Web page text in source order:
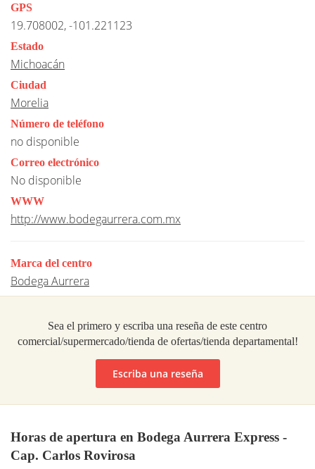
GPS
19.708002, -101.221123
Estado
Michoacán
Ciudad
Morelia
Número de teléfono
no disponible
Correo electrónico
No disponible
WWW
http://www.bodegaurrera.com.mx
Marca del centro
Bodega Aurrera
Sea el primero y escriba una reseña de este centro
comercial/supermercado/tienda de ofertas/tienda departamental!
Escriba una reseña
Horas de apertura en Bodega Aurrera Express -
Cap. Carlos Rovirosa